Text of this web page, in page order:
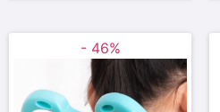
- 46%